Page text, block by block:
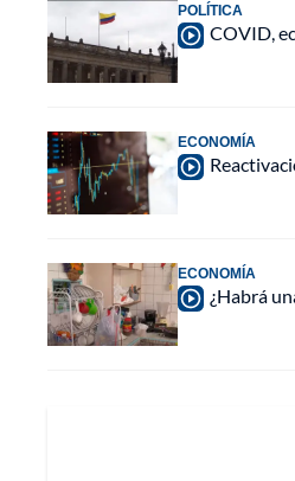
POLÍTICA
COVID,
ECONOMÍA
ECONOMÍA
¿Habrá